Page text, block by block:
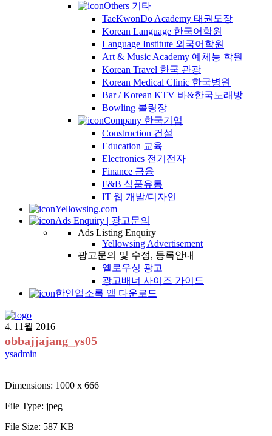
Others 기타
TaeKwonDo Academy 태권도장
Korean Language 한국어학원
Language Institute 외국어학원
Art & Music Academy 예체능 학원
Korean Travel 한국 관광
Korean Medical Clinic 한국병원
Bar / Korean KTV 바&한국노래방
Bowling 볼링장
Company 한국기업
Construction 건설
Education 교육
Electronics 전기전자
Finance 금융
F&B 식품유통
IT 웹 개발/디자인
Yellowsing.com
Ads Enquiry | 광고문의
Ads Listing Enquiry
Yellowsing Advertisement
광고문의 및 수정, 등록안내
옐로우싱 광고
광고배너 사이즈 가이드
한인업소록 앱 다운로드
4. 11월 2016
obbajjajang_ys05
ysadmin
Dimensions: 1000 x 666
File Type: jpeg
File Size: 587 KB